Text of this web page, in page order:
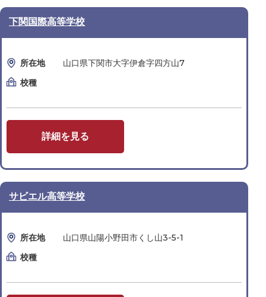
下関国際高等学校
所在地
山口県下関市大字伊倉字四方山7
校種
詳細を見る
サビエル高等学校
所在地
山口県山陽小野田市くし山3-5-1
校種